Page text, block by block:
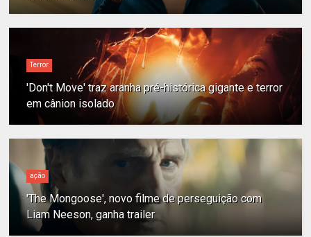
Terror
'Don't Move' traz aranha pré-histórica gigante e terror
em cânion isolado
ação
'The Mongoose', novo filme de perseguição com
Liam Neeson, ganha trailer